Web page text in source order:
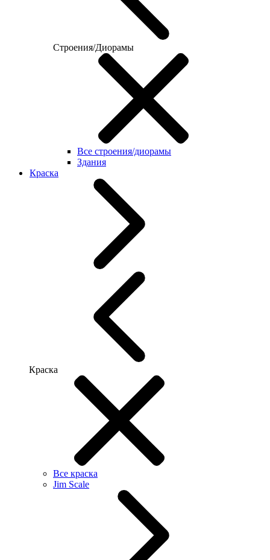
Строения/Диорамы
Все строения/диорамы
Здания
Краска
Краска
Все краска
Jim Scale